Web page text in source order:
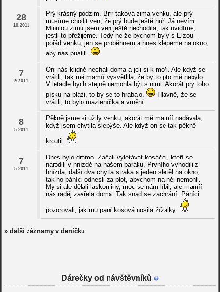
28
10.2011
Prý krásný podzim. Brrr taková zima venku, ale prý
musíme chodit ven, že prý bude ještě hůř. Já nevím.
Minulou zimu jsem ven ještě nechodila, tak uvidíme,
jestli to přežijeme. Tedy ne že bychom byly s Elzou
pořád venku, jen se proběhnem a hnes klepeme na okno,
aby nás pustili.
7
9.2011
Oni nás klidně nechali doma a jeli si k moři. Ale když se
vrátili, tak mě mamíí vysvětlila, že by to pto mě nebylo.
V letadle bych stejně nemohla být s nimi. Akorát prý toho
písku na pláži, to by se to hrabalo.
Hlavně, že se
vrátili, to bylo mazleníčka a vrnění.
8
5.2011
Pěkně jsme si užily venku, akorát mě mamíí nadávala,
když jsem chytila slepýše. Ale když on se tak pěkně
kroutil.
7
5.2011
Dnes bylo drámo. Začali vylétávat kosáčci, kteří se
narodili v hnízdě na našem baráku. Prvního vyhodili z
hnízda, další dva chytla straka a jeden sletěl na okno,
tak ho páníci odnesli za plot, abychom na něj nemohli.
My si ale dělali laskominy, moc se nám líbil, ale mamíí
nás raděj zavřela doma. Tak snad se zachrání. Páníci
pozorovali, jak mu paní kosová nosila žížalky.
» další záznamy v deníčku
Dárečky od návštěvníků